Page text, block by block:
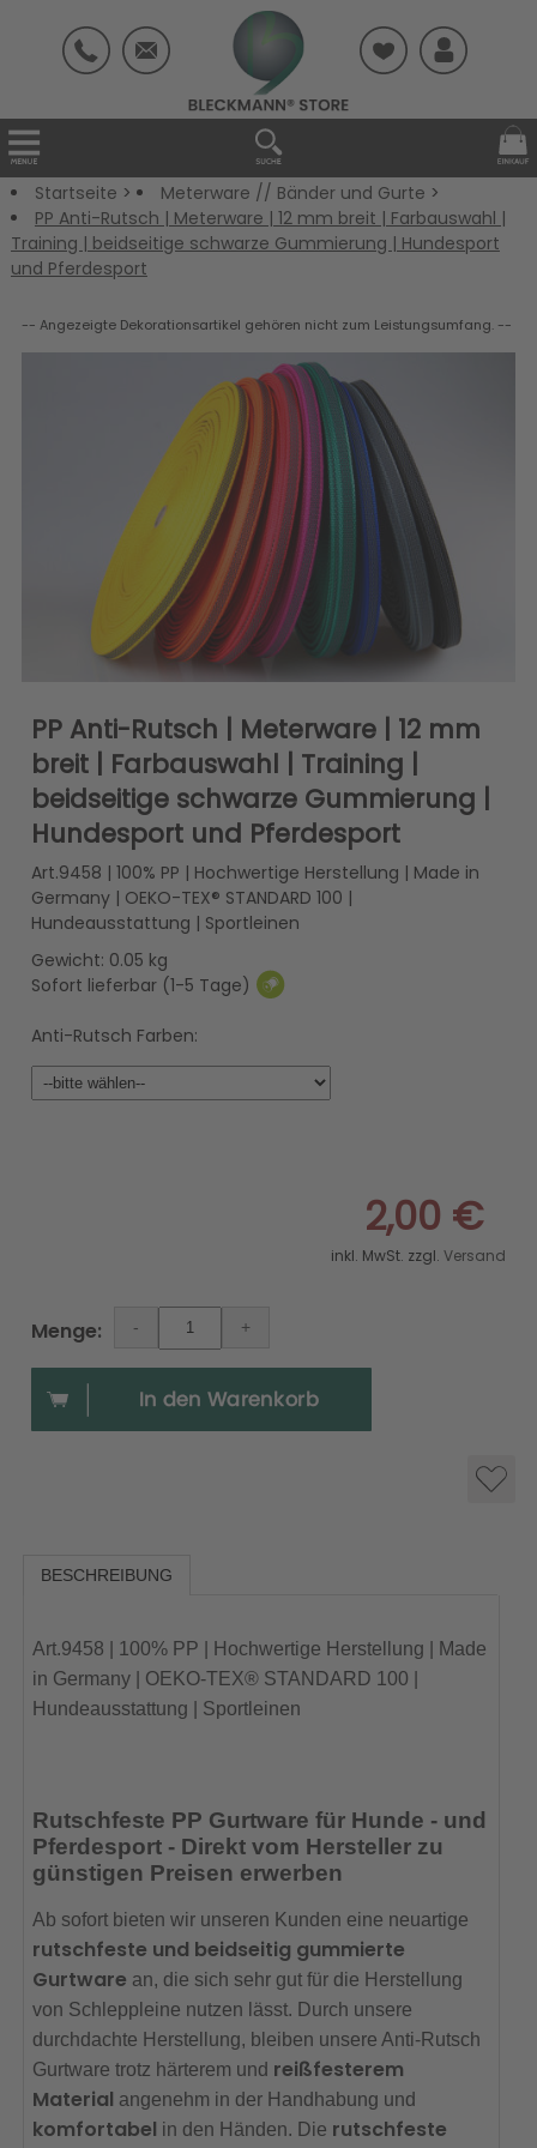
Startseite > Meterware // Bänder und Gurte >
PP Anti-Rutsch | Meterware | 12 mm breit | Farbauswahl |
Training | beidseitige schwarze Gummierung | Hundesport
und Pferdesport
-- Angezeigte Dekorationsartikel gehören nicht zum Leistungsumfang. --
PP Anti-Rutsch | Meterware | 12 mm
breit | Farbauswahl | Training |
beidseitige schwarze Gummierung |
Hundesport und Pferdesport
Art.9458 | 100% PP | Hochwertige Herstellung | Made in
Germany | OEKO-TEX® STANDARD 100 |
Hundeausstattung | Sportleinen
Gewicht: 0.05 kg
Sofort lieferbar (1-5 Tage)
Anti-Rutsch Farben:
2,00 €
inkl. MwSt. zzgl.Versand
Menge:
BESCHREIBUNG
Art.9458 | 100% PP | Hochwertige Herstellung | Made
in Germany | OEKO-TEX® STANDARD 100 |
Hundeausstattung | Sportleinen
Rutschfeste PP Gurtware für Hunde - und
Pferdesport - Direkt vom Hersteller zu
günstigen Preisen erwerben
Ab sofort bieten wir unseren Kunden eine neuartige
rutschfeste und beidseitig gummierte
Gurtware an, die sich sehr gut für die Herstellung
von Schleppleine nutzen lässt. Durch unsere
durchdachte Herstellung, bleiben unsere Anti-Rutsch
Gurtware trotz härterem und reißfesterem
Material angenehm in der Handhabung und
komfortabel in den Händen. Die rutschfeste